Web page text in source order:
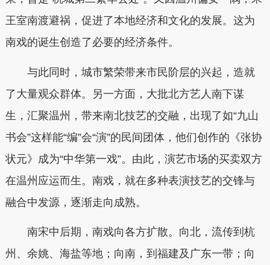
王室南渡避祸，促进了本地经济和文化的发展。这为
南戏的诞生创造了必要的经济条件。
与此同时，城市繁荣带来市民阶层的兴起，造就
了大量观众群体。另一方面，大批北方艺人南下谋
生，汇聚温州，带来南北技艺的交融，出现了如“九山
书会”这样能“编”会“演”的民间团体，他们创作的《张协
状元》成为“中华第一戏”。由此，演艺市场的买卖双方
在温州应运而生。南戏，就在多种表演技艺的交锋与
融合中发源，逐渐走向成熟。
南宋中后期，南戏向各方扩散。向北，流传到杭
州、余姚、海盐等地；向南，到福建及广东一带；向